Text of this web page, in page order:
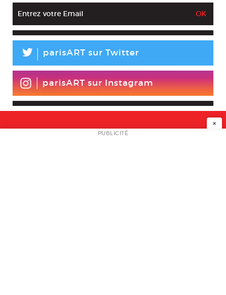
L parisART sur Twitter
parisART sur Instagram
NEWSLETTER
×
PUBLICITÉ